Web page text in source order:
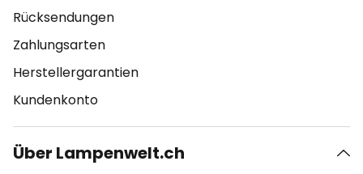
Rücksendungen
Zahlungsarten
Herstellergarantien
Kundenkonto
Über Lampenwelt.ch